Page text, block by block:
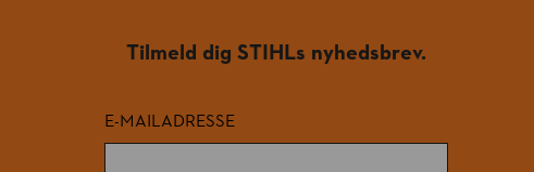
Tilmeld dig STIHLs nyhedsbrev.
E-MAILADRESSE